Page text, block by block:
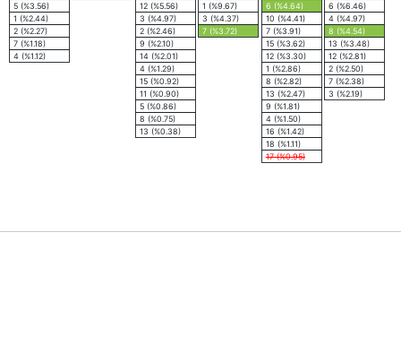
5 (%3.56)
1 (%2.44)
2 (%2.27)
7 (%1.18)
4 (%1.12)
12 (%5.56)
3 (%4.97)
2 (%2.46)
9 (%2.10)
14 (%2.01)
4 (%1.29)
15 (%0.92)
11 (%0.90)
5 (%0.86)
8 (%0.75)
13 (%0.38)
1 (%9.67)
3 (%4.37)
7 (%3.72)
6 (%4.64)
10 (%4.41)
7 (%3.91)
15 (%3.62)
12 (%3.30)
1 (%2.86)
8 (%2.82)
13 (%2.47)
9 (%1.81)
4 (%1.50)
16 (%1.42)
18 (%1.11)
17 (%0.95)
6 (%6.46)
4 (%4.97)
8 (%4.54)
13 (%3.48)
12 (%2.81)
2 (%2.50)
7 (%2.38)
3 (%2.19)